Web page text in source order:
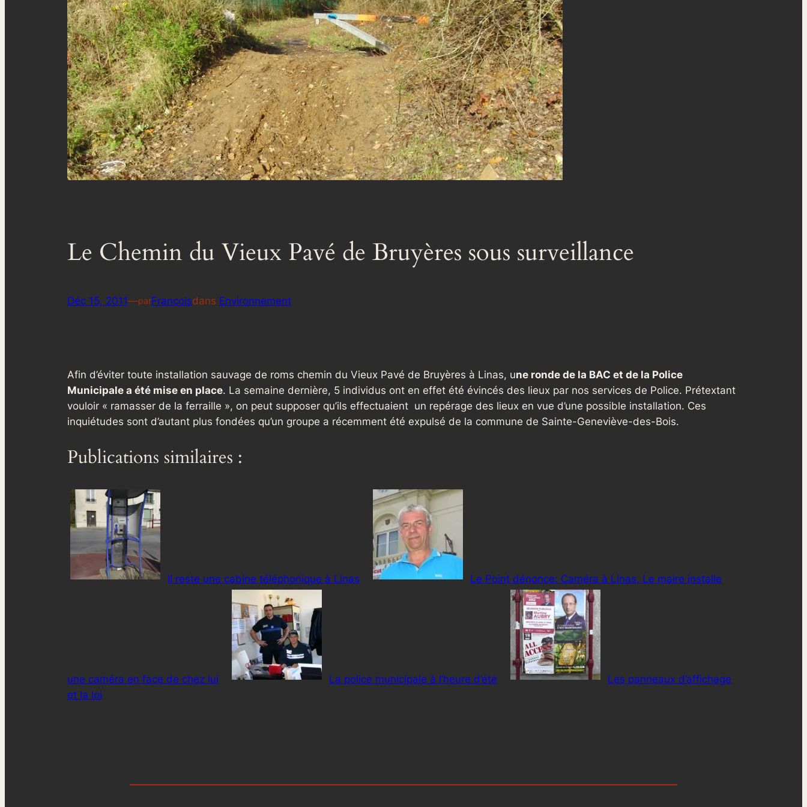
Le Chemin du Vieux Pavé de Bruyères sous surveillance
Déc 15, 2011—parFrancoisdans Environnement
Afin d’éviter toute installation sauvage de roms chemin du Vieux Pavé de Bruyères à Linas, une ronde de la BAC et de la Police
Municipale a été mise en place. La semaine dernière, 5 individus ont en effet été évincés des lieux par nos services de Police. Prétextant
vouloir « ramasser de la ferraille », on peut supposer qu’ils effectuaient un repérage des lieux en vue d’une possible installation. Ces
inquiétudes sont d’autant plus fondées qu’un groupe a récemment été expulsé de la commune de Sainte-Geneviève-des-Bois.
Publications similaires :
Il reste une cabine téléphonique à Linas Le Point dénonce: Caméra à Linas, Le maire installe
une caméra en face de chez lui La police municipale à l’heure d’été
Les panneaux d’affichage
et la loi